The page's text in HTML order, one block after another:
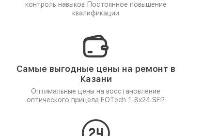
контроль навыков Постоянное повышение
квалификации
Самые выгодные цены на ремонт в
Казани
Оптимальные цены на восстановление
оптического прицела EOTech 1-8x24 SFP